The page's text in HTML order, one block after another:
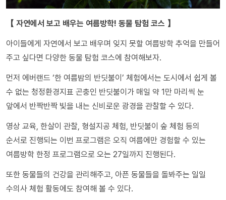
【 자연에서 보고 배우는 여름방학! 동물 탐험 코스 】
아이들에게 자연에서 보고 배우며 잊지 못할 여름방학 추억을 만들어
주고 싶다면 다양한 동물 탐험 코스에 참여해보자.
먼저 에버랜드 ‘한 여름밤의 반딧불이’ 체험에서는 도시에서 쉽게 볼
수 없는 청정환경지표 곤충인 반딧불이가 매일 약 1만 마리씩 눈
앞에서 반짝반짝 빛을 내는 신비로운 광경을 관찰할 수 있다.
영상 교육, 한살이 관찰, 형설지공 체험, 반딧불이 숲 체험 등의
순서로 진행되는 이번 프로그램은 오직 여름에만 경험할 수 있는
여름방학 한정 프로그램으로 오는 27일까지 진행된다.
또한 동물들의 건강을 관리해주고, 아픈 동물들을 돌봐주는 일일
수의사 체험 활동에도 참여해 볼 수 있다.